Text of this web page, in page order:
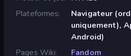
Plateformes
Navigateur
uniquement),
Android)
Pages Wiki
Fandom